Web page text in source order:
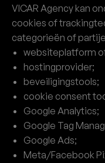
VICAR Agency kan
cookies of
categorieën of
websiteplatform
hostingprovider;
beveiligingstools;
cookie consent
Google Analytics;
Google Tag
Google Ads;
Meta/Facebook